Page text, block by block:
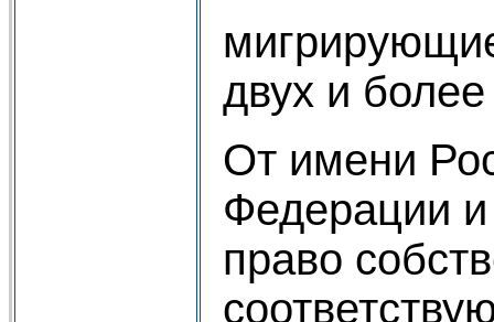
двух и
От имени
Федерации и
право